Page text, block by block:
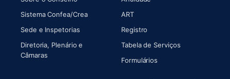
Sistema Confea/Crea(abre em nova aba)
Sede e Inspetorias
Diretoria, Plenário e
Câmaras(abre em nova aba)
ART(abre em nova aba)
Registro
Tabela de Serviços
Formulários